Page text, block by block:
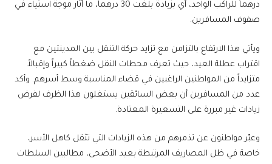
درهماً للراكب الواحد، أي بزيادة بلغت 30 درهماً، ما أثار موجة استياء في
صفوف المسافرين.
ويأتي هذا الارتفاع بالتزامن مع تزايد حركة التنقل بين المدينتين مع
اقتراب عطلة العيد، حيث تعرف محطات النقل ضغطاً كبيراً وإقبالاً
متزايداً من المواطنين الراغبين في قضاء المناسبة وسط أسرهم. وأكد
عدد من المسافرين أن بعض السائقين يستغلون هذا الظرف لفرض
زيادات غير مبررة على التسعيرة المعتادة.
وعبّر مواطنون عن تذمرهم من هذه الزيادات التي تثقل كاهل الأسر،
خاصة في ظل المصاريف المرتبطة بعيد الأضحى، مطالبين السلطات